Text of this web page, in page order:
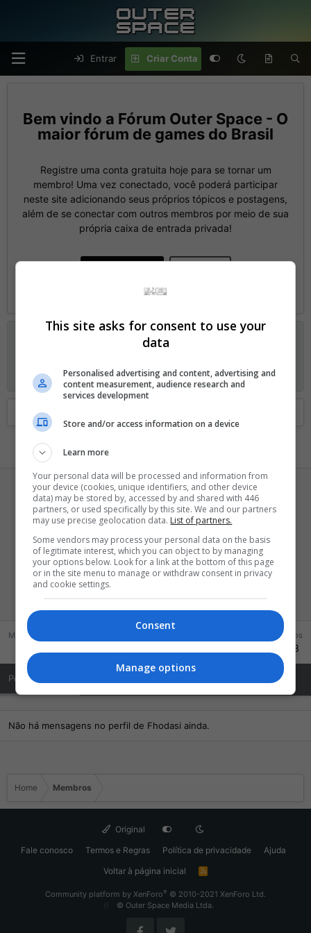
Entrar Criar Conta
Fórum Outer Space - O
maior fórum de games do Brasil
Registre uma conta gratuita hoje para se tornar um
membro! Uma vez conectado, você poderá participar
neste site adicionando seus próprios tópicos e postagens,
além de se conectar com outros membros por meio de sua
própria caixa de entrada privada!
Anunciando os planos GOLD no Fórum Outer Space
Visitante, agora você pode ajudar o Fórum Outer Space e
anúncios
edois temas exclusivos. Veja os detalhesaqui.
Home
Fhodasi
Bam-bam-bam
Registrado
Mensagens Pontos
433
Posts de Perfil Sobre Mim
Não há mensagens no perfil de Fhodasi ainda.
Home Membros
Original
Fale conosco
Termos e Regras Política de privacidade
Ajuda
Voltar à página inicial
R
Community platform by XenForo® © 2010-2021 XenForo Ltd.
© Outer Space Media Ltda.
This site asks for consent to use your
data
Personalised advertising and content, advertising and
content measurement, audience research and
services development
Store and/or access information on a device
Learn more
Your personal data will be processed and information from
your device (cookies, unique identifiers, and other device
data) may be stored by, accessed by and shared with 446
partners, or used specifically by this site. We and our partners
may use precise geolocation data. List of partners.
Some vendors may process your personal data on the basis
of legitimate interest, which you can object to by managing
your options below. Look for a link at the bottom of this page
or in the site menu to manage or withdraw consent in privacy
and cookie settings.
Consent
Manage options